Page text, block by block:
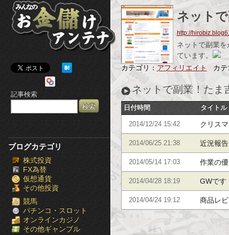
み
ん
な
の
お
金
儲
け
ア
ン
テ
ナ
記事検索
ブログカテゴリ
株式投資
FX為替
仮想通貨
その他投資
競馬
パチンコ・スロット
オンラインカジノ
その他ギャンブル
ネット
http://
ネットで副業
ています。
カテゴリ： アフィリエイト カ
ネットで副業！たま
日付時間 タイトル
2014/12/24 15:42 クリス
2014/06/25 21:38 近況報
2014/05/14 17:03 作業の
2014/04/28 18:19 GWです
2014/04/24 19:12 商品レ